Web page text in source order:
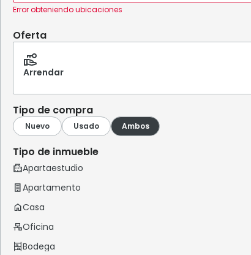
Error obteniendo ubicaciones
Oferta
Arrendar
Tipo de compra
Tipo de inmueble